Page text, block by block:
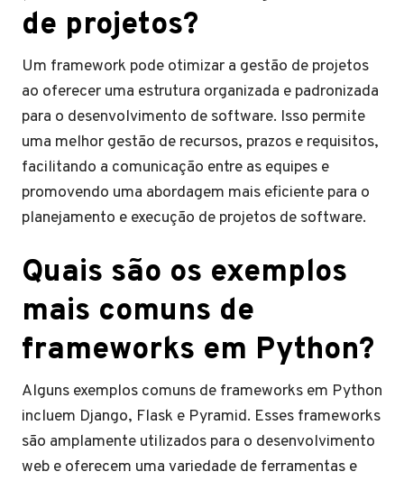
de projetos?
Um framework pode otimizar a gestão de projetos
ao oferecer uma estrutura organizada e padronizada
para o desenvolvimento de software. Isso permite
uma melhor gestão de recursos, prazos e requisitos,
facilitando a comunicação entre as equipes e
promovendo uma abordagem mais eficiente para o
planejamento e execução de projetos de software.
Quais são os exemplos
mais comuns de
frameworks em Python?
Alguns exemplos comuns de frameworks em Python
incluem Django, Flask e Pyramid. Esses frameworks
são amplamente utilizados para o desenvolvimento
web e oferecem uma variedade de ferramentas e